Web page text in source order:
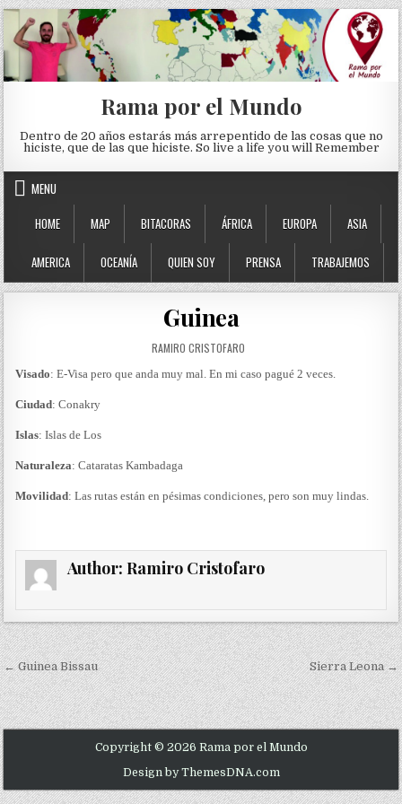
Skip to content
Rama por el Mundo
Dentro de 20 años estarás más arrepentido de las cosas que no
hiciste, que de las que hiciste. So live a life you will Remember
MENU
HOME
MAP BITACORAS ÁFRICA EUROPA ASIA
AMERICA OCEANÍA QUIEN SOY PRENSA TRABAJEMOS
Guinea
AUTHOR:
RAMIRO CRISTOFARO
Visado: E-Visa pero que anda muy mal. En mi caso pagué 2 veces.
Ciudad: Conakry
Islas: Islas de Los
Naturaleza: Cataratas Kambadaga
Movilidad: Las rutas están en pésimas condiciones, pero son muy lindas.
Author:Ramiro Cristofaro
Navegación de entradas
← Guinea Bissau Sierra Leona →
Copyright © 2026 Rama por el Mundo
Design by ThemesDNA.com